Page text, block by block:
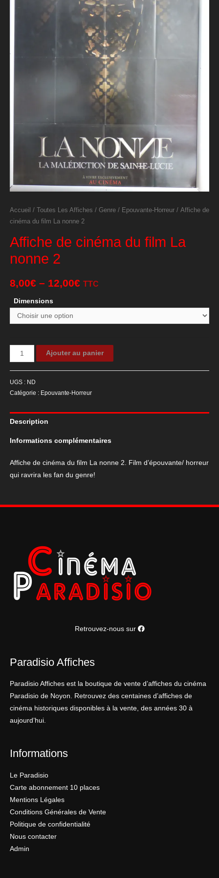
Accueil / Toutes Les Affiches / Genre / Epouvante-Horreur / Affiche de
cinéma du film La nonne 2
Affiche de cinéma du film La
nonne 2
8,00€ – 12,00€ TTC
Dimensions
quantité
de
du
film
La
2
Ajouter au panier
UGS : ND
Catégorie : Epouvante-Horreur
Description
Informations complémentaires
Affiche de cinéma du film La nonne 2. Film d’épouvante/ horreur
qui ravrira les fan du genre!
Retrouvez-nous sur
Paradisio Affiches
Paradisio Affiches est la boutique de vente d’affiches du cinéma
Paradisio de Noyon. Retrouvez des centaines d’affiches de
cinéma historiques disponibles à la vente, des années 30 à
aujourd’hui.
Informations
Le Paradisio
Carte abonnement 10 places
Mentions Légales
Conditions Générales de Vente
Politique de confidentialité
Nous contacter
Admin